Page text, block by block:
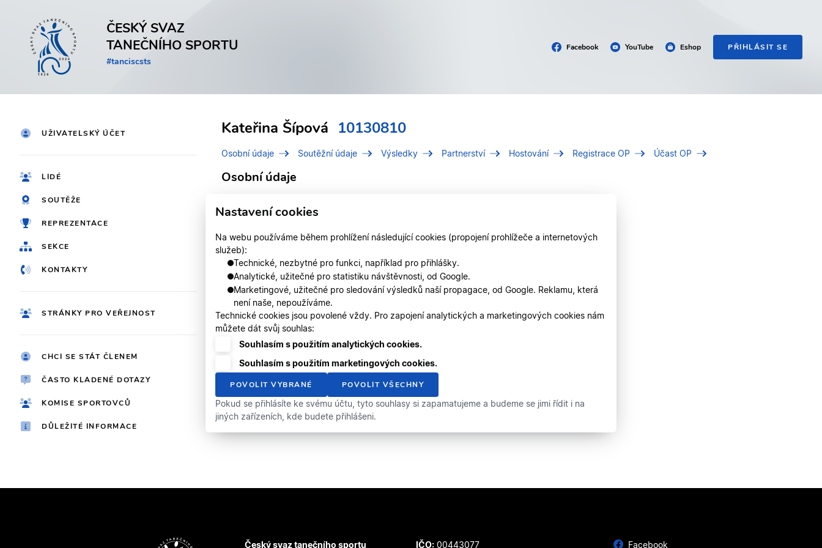
ČESKÝ SVAZ
TANEČNÍHO SPORTU
#tanciscsts
Facebook YouTube Eshop PŘIHLÁSIT SE
UŽIVATELSKÝ ÚČET
LIDÉ
SOUTĚŽE
REPREZENTACE
SEKCE
KONTAKTY
STRÁNKY PRO VEŘEJNOST
CHCI SE STÁT ČLENEM
ČASTO KLADENÉ DOTAZY
KOMISE SPORTOVCŮ
DŮLEŽITÉ INFORMACE
Kateřina Šípová 10130810
Osobní údaje Soutěžní údaje Výsledky Partnerství Hostování Registrace OP Účast OP
Osobní údaje
Identifikační číslo (IDT)
Registrován v divizi Liberecká divize
Český svaz tanečního sportu IČO:00443077 Facebook
Nastavení cookies
Na webu používáme během prohlížení následující cookies (propojení prohlížeče a internetových
služeb):
Technické, nezbytné pro funkci, například pro přihlášky.
Analytické, užitečné pro statistiku návštěvnosti, od Google.
Marketingové, užitečné pro sledování výsledků naší propagace, od Google. Reklamu, která
není naše, nepoužíváme.
Technické cookies jsou povolené vždy. Pro zapojení analytických a marketingových cookies nám
můžete dát svůj souhlas:
Souhlasím s použitím analytických cookies.
Souhlasím s použitím marketingových cookies.
POVOLIT VYBRANÉ POVOLIT VŠECHNY
Pokud se přihlásíte ke svému účtu, tyto souhlasy si zapamatujeme a budeme se jimi řídit i na
jiných zařízeních, kde budete přihlášeni.